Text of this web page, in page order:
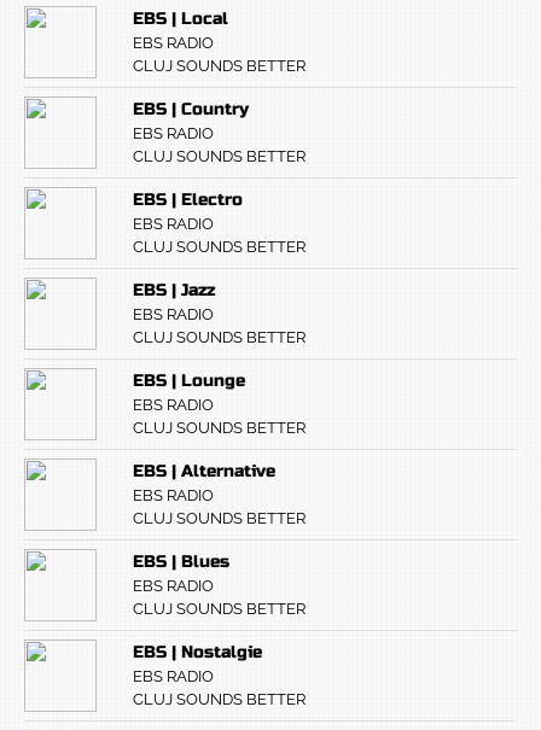
EBS | Local
EBS RADIO
CLUJ SOUNDS BETTER
EBS | Country
EBS RADIO
CLUJ SOUNDS BETTER
EBS | Electro
EBS RADIO
CLUJ SOUNDS BETTER
EBS | Jazz
EBS RADIO
CLUJ SOUNDS BETTER
EBS | Lounge
EBS RADIO
CLUJ SOUNDS BETTER
EBS | Alternative
EBS RADIO
CLUJ SOUNDS BETTER
EBS | Blues
EBS RADIO
CLUJ SOUNDS BETTER
EBS | Nostalgie
EBS RADIO
CLUJ SOUNDS BETTER